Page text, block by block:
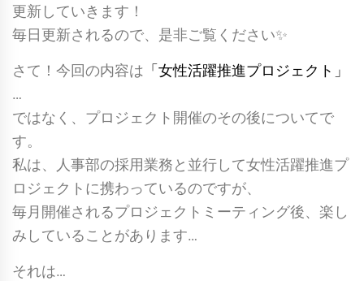
更新していきます！
毎日更新されるので、是非ご覧ください✨
さて！今回の内容は 「女性活躍推進プロジェクト」
…
ではなく、プロジェクト開催のその後についてで
す。
私は、人事部の採用業務と並行して女性活躍推進プ
ロジェクトに携わっているのですが、
毎月開催されるプロジェクトミーティング後、楽し
みしていることがあります…
それは…